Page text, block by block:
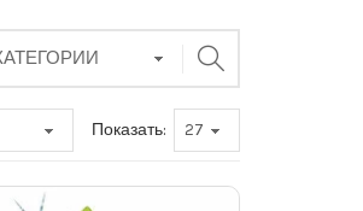
Показать: